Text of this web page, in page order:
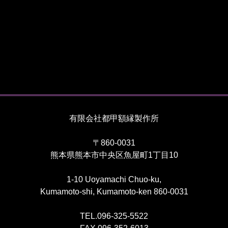
有限会社都甲額縁製作所
〒860-0031
熊本県熊本市中央区魚屋町1丁目10
1-10 Uoyamachi Chuo-ku,
Kumamoto-shi, Kumamoto-ken 860-0031
TEL.096-325-5522